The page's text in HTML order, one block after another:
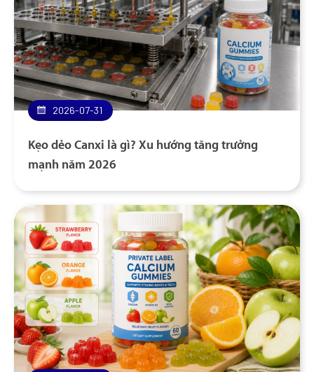
2026-07-31
Kẹo dẻo Canxi là gì? Xu hướng tăng trưởng
mạnh năm 2026